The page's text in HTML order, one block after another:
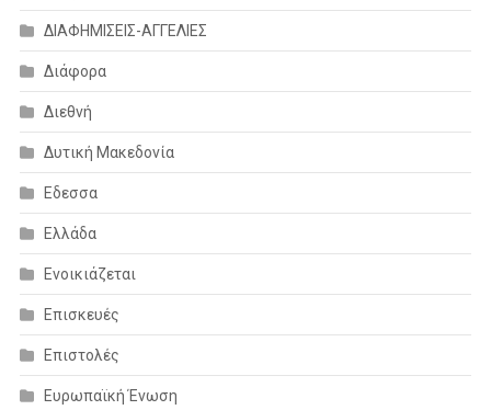
ΔΙΑΦΗΜΙΣΕΙΣ-ΑΓΓΕΛΙΕΣ
Διάφορα
Διεθνή
Δυτική Μακεδονία
Εδεσσα
Ελλάδα
Ενοικιάζεται
Επισκευές
Επιστολές
Ευρωπαϊκή Ένωση